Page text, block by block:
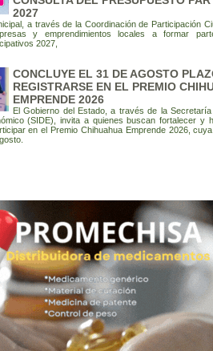
2027
a través de la Coordinación de Participación
y emprendimientos locales a formar
2027,
CONCLUYE EL 31 DE AGOSTO
REGISTRARSE EN EL PREMIO
EMPRENDE 2026
El Gobierno del Estado, a través de la
(SIDE), invita a quienes buscan fortalecer y
en el Premio Chihuahua Emprende 2026,